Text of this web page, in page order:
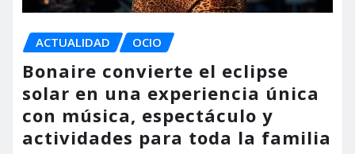
ACTUALIDAD OCIO
Bonaire convierte el eclipse
solar en una experiencia única
con música, espectáculo y
actividades para toda la familia